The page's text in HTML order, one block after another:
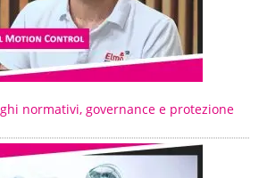
normativi, governance e protezione